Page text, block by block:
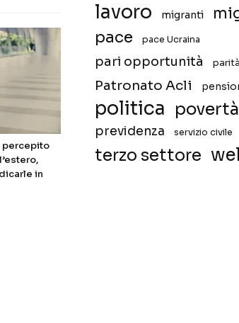
percepito
in
lavoro migranti
pace
pace Ucraina
pari opportunità
Patronato Acli
politica povertà
previdenza servizio civile
terzo settore